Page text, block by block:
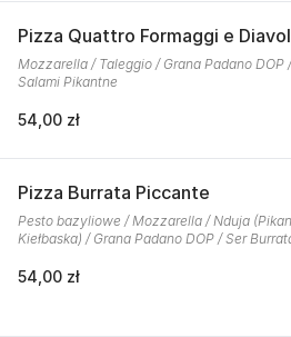
Pizza Quattro Formaggi e
Mozzarella / Taleggio / Grana Padano DOP
Salami Pikantne
54,00 zł
Pizza Burrata Piccante
Pesto bazyliowe / Mozzarella / Nduja
Kiełbaska) / Grana Padano DOP / Ser
54,00 zł